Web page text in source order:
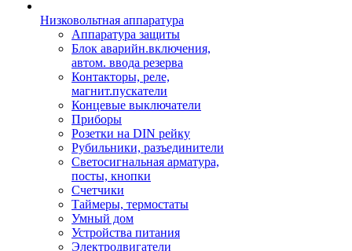
Низковольтная аппаратура
Аппаратура защиты
Блок аварийн.включения,
автом. ввода резерва
Контакторы, реле,
магнит.пускатели
Концевые выключатели
Приборы
Розетки на DIN рейку
Рубильники, разъединители
Светосигнальная арматура,
посты, кнопки
Счетчики
Таймеры, термостаты
Умный дом
Устройства питания
Электродвигатели